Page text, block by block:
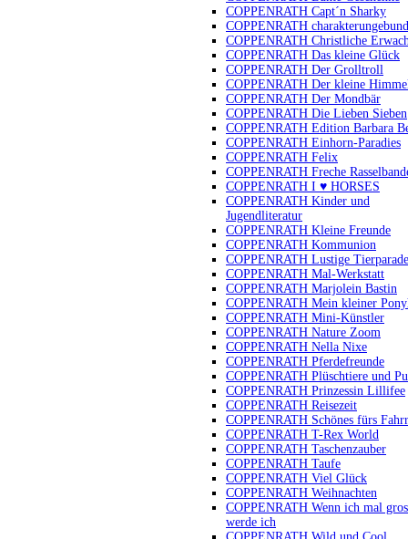
COPPENRATH Capt´n Sharky
COPPENRATH
COPPENRATH Christliche
COPPENRATH Das kleine Glück
COPPENRATH Der Grolltroll
COPPENRATH Der kleine
COPPENRATH Der Mondbär
COPPENRATH Die Lieben Sieben
COPPENRATH Edition Barbara
COPPENRATH Einhorn-Paradies
COPPENRATH Felix
COPPENRATH Freche
COPPENRATH I ♥ HORSES
COPPENRATH Kinder und
Jugendliteratur
COPPENRATH Kleine Freunde
COPPENRATH Kommunion
COPPENRATH Lustige Tierparade
COPPENRATH Mal-Werkstatt
COPPENRATH Marjolein Bastin
COPPENRATH Mein kleiner
COPPENRATH Mini-Künstler
COPPENRATH Nature Zoom
COPPENRATH Nella Nixe
COPPENRATH Pferdefreunde
COPPENRATH Plüschtiere und
COPPENRATH Prinzessin Lillifee
COPPENRATH Reisezeit
COPPENRATH Schönes fürs
COPPENRATH T-Rex World
COPPENRATH Taschenzauber
COPPENRATH Taufe
COPPENRATH Viel Glück
COPPENRATH Weihnachten
COPPENRATH Wenn ich mal
werde ich